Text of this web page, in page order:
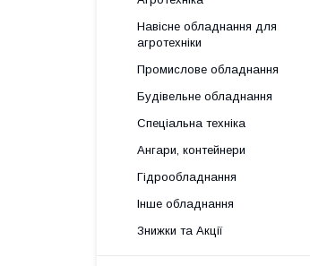
Навісне обладнання для
агротехніки
Промислове обладнання
Будівельне обладнання
Спеціальна техніка
Ангари, контейнери
Гідрообладнання
Інше обладнання
Знижки та Акції